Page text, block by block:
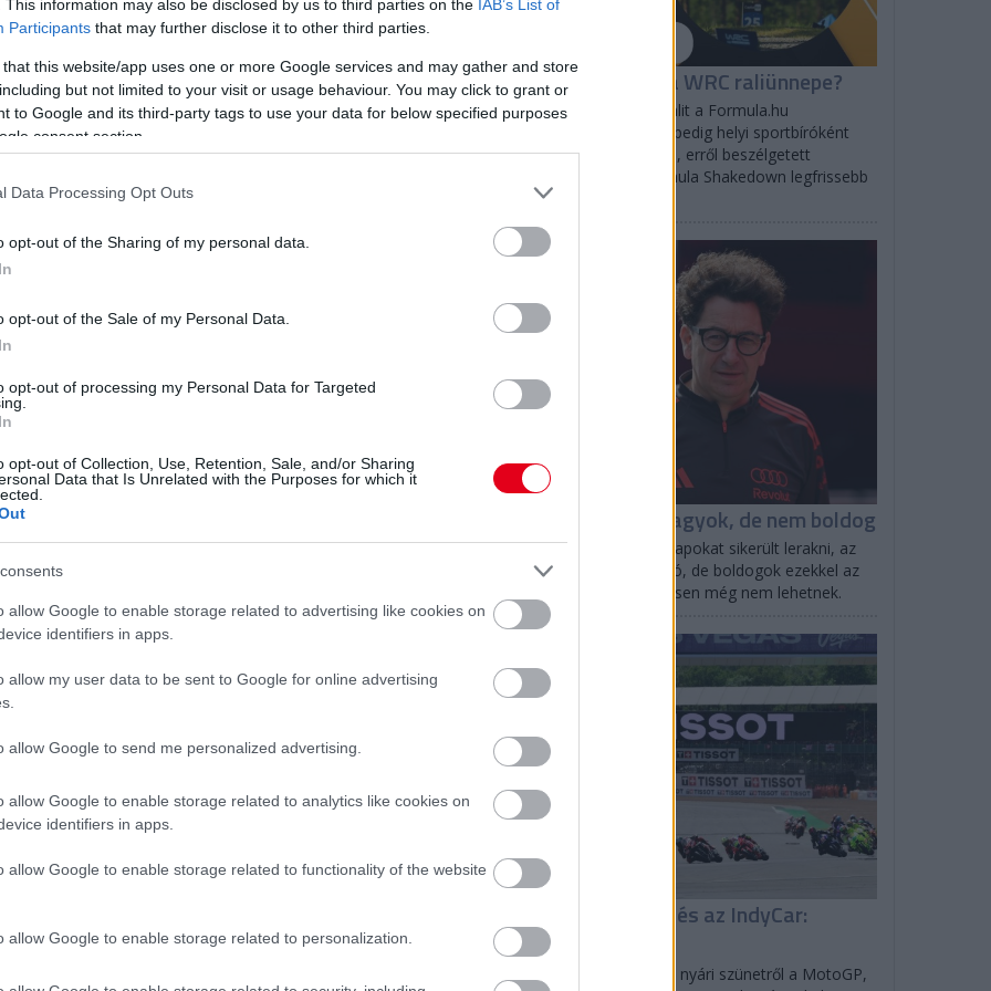
This information may also be disclosed by us to third parties on the IAB’s List of
Participants that may further disclose it to other third parties.
that this website/app uses one or more Google services and may gather and store
but not limited to your visit or usage behaviour. You may click to grant or
to Google and its third-party tags to use your data for below specified purposes
consent section.
Data Processing Opt Outs
opt-out of the Sharing of my personal data.
opt-out of the Sale of my Personal Data.
opt-out of processing my Personal Data for Targeted
opt-out of Collection, Use, Retention, Sale, and/or Sharing
Data that Is Unrelated with the Purposes for which it
allow Google to enable storage related to advertising like cookies on
identifiers in apps.
allow my user data to be sent to Google for online advertising
allow Google to send me personalized advertising.
allow Google to enable storage related to analytics like cookies on
identifiers in apps.
allow Google to enable storage related to functionality of the website
allow Google to enable storage related to personalization.
bejegyzés
21 órája
segít Russellen
pilóta, Juan Pablo Montoya így fogalmazott az F1
nagyon szimpatikus srác is. Ha valaki gyors, de egy
azt a dühöt, ami a lendületet adja ahhoz, hogy
a versenyt Kimivel. Ha felveszi vele a versenyt,
sikerül, Kimi megpróbál majd újra megtalálni a módját,
Kimit, és hibákra késztetheti.”
Shakedown: Milyen a WRC raliünnepe?
Balogh Bogi a WRC Észt Ralit a Formula.hu
újságírójaként, a Finn Ralit pedig helyi sportbíróként
dolgozta végig a helyszínen, erről beszélgetett
Gobodics Tamással a Formula Shakedown legfrissebb
adásában.
Binotto: Elégedett vagyok, de nem boldog
Mattia Binotto szerint az alapokat sikerült lerakni, az
autó egyben van, az irány jó, de boldogok ezekkel az
eredményekkel természetesen még nem lehetnek.
F1
Visszatér a MotoGP és az IndyCar:
menetrend
Silverstone-ban tér vissza a nyári szünetről a MotoGP,